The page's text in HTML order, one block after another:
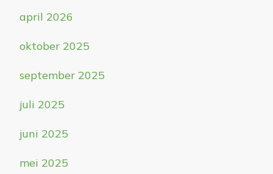
april 2026
oktober 2025
september 2025
juli 2025
juni 2025
mei 2025